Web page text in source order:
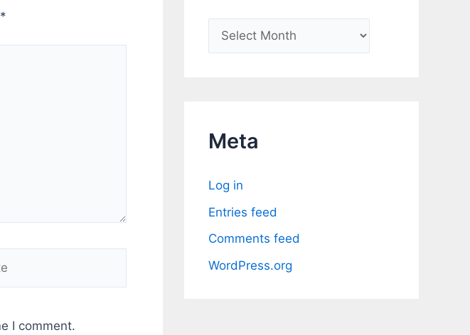
*
I comment.
r
vMeta
Log in
Entries feed
Comments feed
WordPress.org